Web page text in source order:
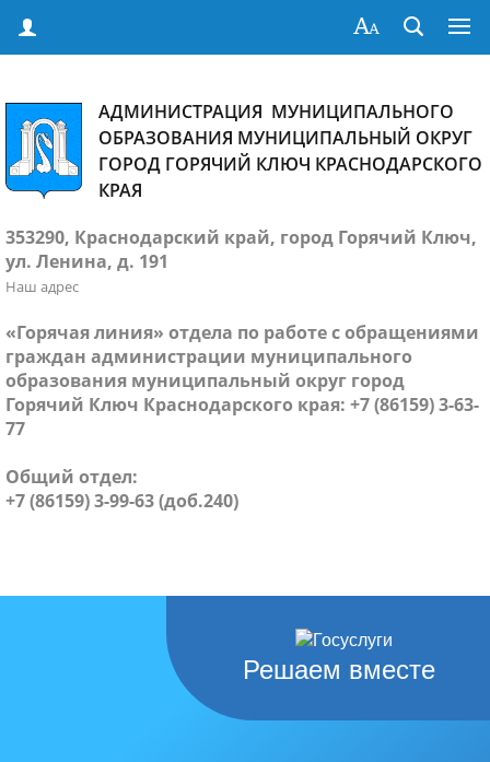
АДМИНИСТРАЦИЯ МУНИЦИПАЛЬНОГО
ОБРАЗОВАНИЯ МУНИЦИПАЛЬНЫЙ ОКРУГ
ГОРОД ГОРЯЧИЙ КЛЮЧ КРАСНОДАРСКОГО
КРАЯ
353290, Краснодарский край, город Горячий Ключ,
ул. Ленина, д. 191
Наш адрес
«Горячая линия» отдела по работе с обращениями
граждан администрации муниципального
образования муниципальный округ город
Горячий Ключ Краснодарского края: +7 (86159) 3-63-
77
Общий отдел:
+7 (86159) 3-99-63 (доб.240)
Решаем вместе